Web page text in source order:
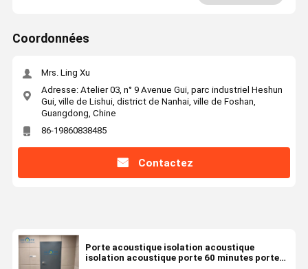
Coordonnées
Mrs. Ling Xu
Adresse: Atelier 03, n° 9 Avenue Gui, parc industriel Heshun
Gui, ville de Lishui, district de Nanhai, ville de Foshan,
Guangdong, Chine
86-19860838485
Contactez
Porte acoustique isolation acoustique
isolation acoustique porte 60 minutes porte